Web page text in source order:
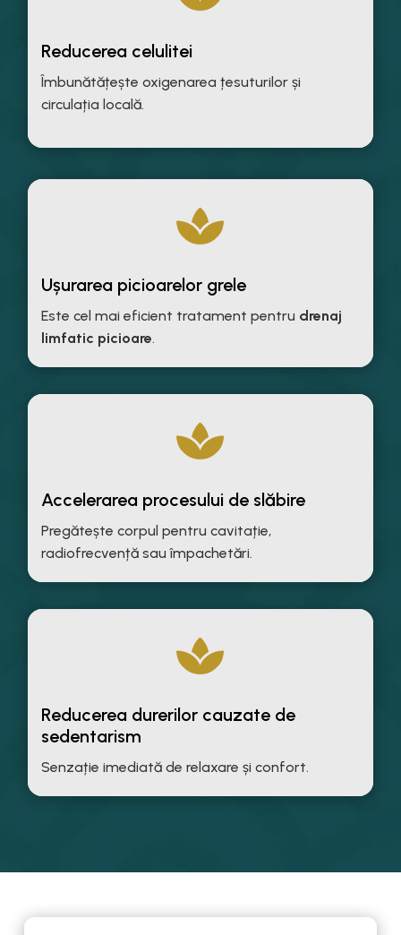
Reducerea celulitei
Îmbunătățește oxigenarea țesuturilor și
circulația locală.

Ușurarea picioarelor grele
Este cel mai eficient tratament pentru drenaj
limfatic picioare.

Accelerarea procesului de slăbire
Pregătește corpul pentru cavitație,
radiofrecvență sau împachetări.

Reducerea durerilor cauzate de
sedentarism
Senzație imediată de relaxare și confort.